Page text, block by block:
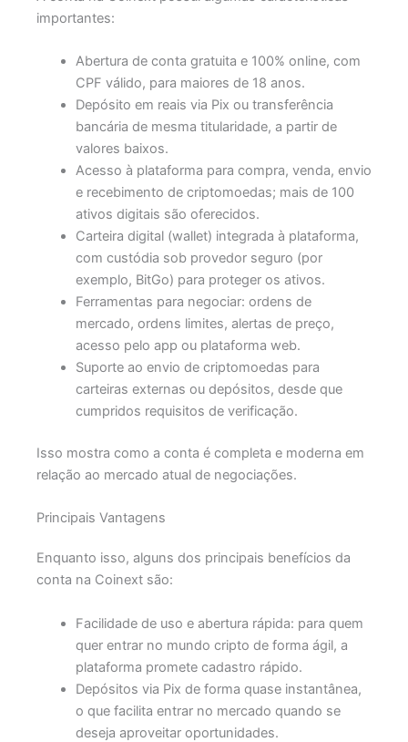
importantes:
Abertura de conta gratuita e 100% online, com
CPF válido, para maiores de 18 anos.
Depósito em reais via Pix ou transferência
bancária de mesma titularidade, a partir de
valores baixos.
Acesso à plataforma para compra, venda, envio
e recebimento de criptomoedas; mais de 100
ativos digitais são oferecidos.
Carteira digital (wallet) integrada à plataforma,
com custódia sob provedor seguro (por
exemplo, BitGo) para proteger os ativos.
Ferramentas para negociar: ordens de
mercado, ordens limites, alertas de preço,
acesso pelo app ou plataforma web.
Suporte ao envio de criptomoedas para
carteiras externas ou depósitos, desde que
cumpridos requisitos de verificação.
Isso mostra como a conta é completa e moderna em
relação ao mercado atual de negociações.
Principais Vantagens
Enquanto isso, alguns dos principais benefícios da
conta na Coinext são:
Facilidade de uso e abertura rápida: para quem
quer entrar no mundo cripto de forma ágil, a
plataforma promete cadastro rápido.
Depósitos via Pix de forma quase instantânea,
o que facilita entrar no mercado quando se
deseja aproveitar oportunidades.